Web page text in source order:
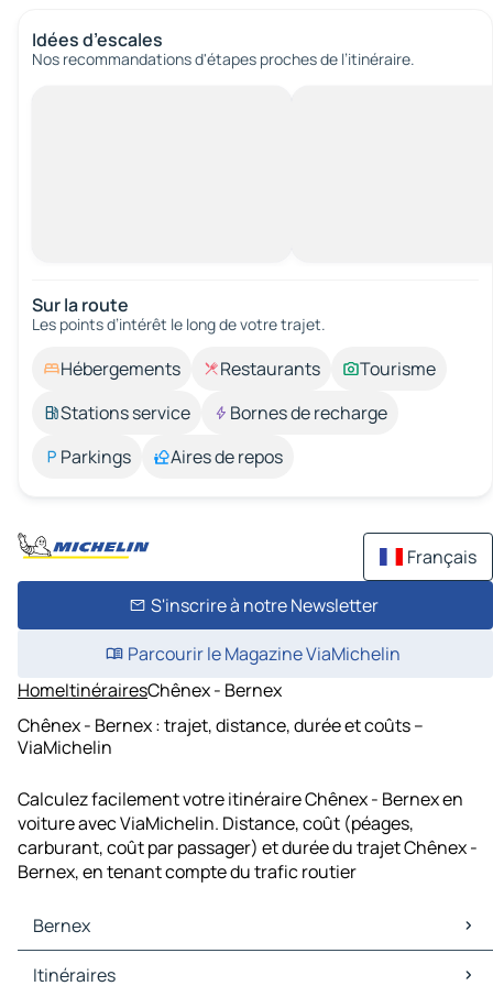
Idées d’escales
Nos recommandations d'étapes proches de l’itinéraire.
Sur la route
Les points d’intérêt le long de votre trajet.
Hébergements Restaurants
Tourisme
Stations service
Bornes de recharge
Parkings
Aires de repos
Français
S'inscrire à notre Newsletter
Parcourir le Magazine ViaMichelin
HomeItinérairesChênex - Bernex
Chênex - Bernex : trajet, distance, durée et coûts –
ViaMichelin
Calculez facilement votre itinéraire Chênex - Bernex en
voiture avec ViaMichelin. Distance, coût (péages,
carburant, coût par passager) et durée du trajet Chênex -
Bernex, en tenant compte du trafic routier
Bernex
Bernex Cartes et plans
Itinéraires